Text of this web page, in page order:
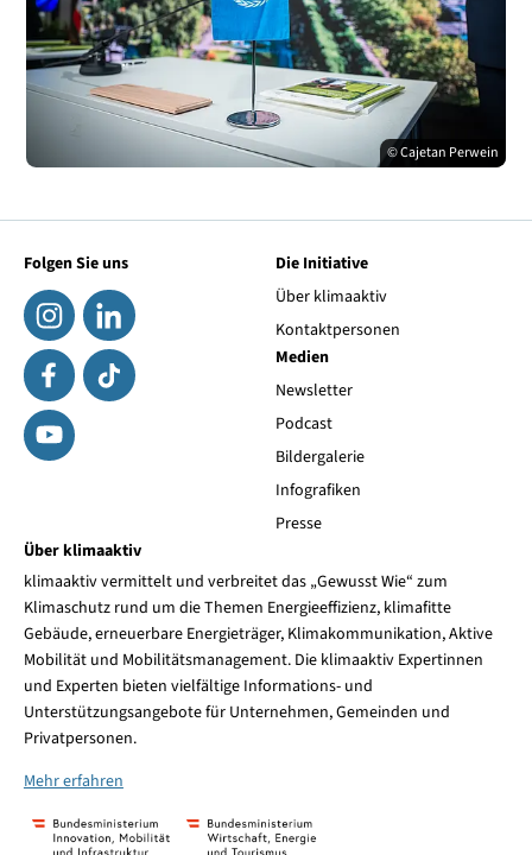
© Cajetan Perwein
Folgen Sie uns
Die Initiative
Über klimaaktiv
Kontaktpersonen
Medien
Newsletter
Podcast
Bildergalerie
Infografiken
Presse
Über klimaaktiv
klimaaktiv vermittelt und verbreitet das „Gewusst Wie“ zum
Klimaschutz rund um die Themen Energieeffizienz, klimafitte
Gebäude, erneuerbare Energieträger, Klimakommunikation, Aktive
Mobilität und Mobilitätsmanagement. Die klimaaktiv Expertinnen
und Experten bieten vielfältige Informations- und
Unterstützungsangebote für Unternehmen, Gemeinden und
Privatpersonen.
Mehr erfahren